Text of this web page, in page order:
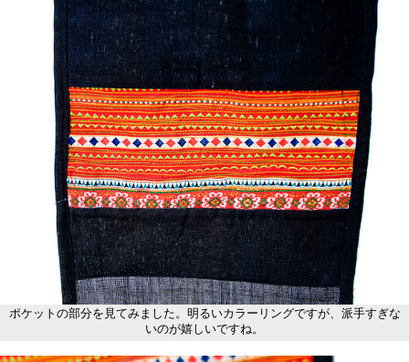
ポケットの部分を見てみました。明るいカラーリングですが、派手すぎな
いのが嬉しいですね。